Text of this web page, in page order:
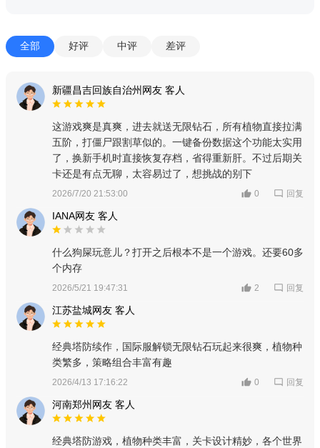
全部 好评 中评 差评
新疆昌吉回族自治州网友 客人
这游戏爽是真爽，进去就送无限钻石，所有植物直接拉满
五阶，打僵尸跟割草似的。一键备份数据这个功能太实用
了，换新手机时直接恢复存档，省得重新肝。不过后期关
卡还是有点无聊，太容易过了，想挑战的别下
2026/7/20 21:53:00 0 回复
IANA网友 客人
什么狗屎玩意儿？打开之后根本不是一个游戏。还要60多
个内存
2026/5/21 19:47:31 2 回复
江苏盐城网友 客人
经典塔防续作，国际服解锁无限钻石玩起来很爽，植物种
类繁多，策略组合丰富有趣
2026/4/13 17:16:22 0 回复
河南郑州网友 客人
经典塔防游戏，植物种类丰富，关卡设计精妙，各个世界